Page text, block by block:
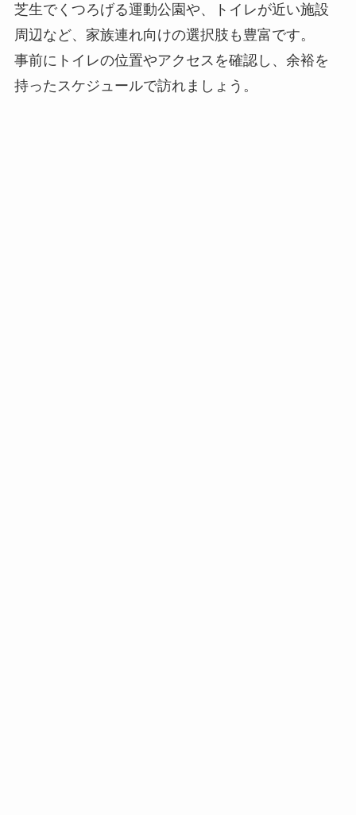
芝生でくつろげる運動公園や、トイレが近い施設
周辺など、家族連れ向けの選択肢も豊富です。
事前にトイレの位置やアクセスを確認し、余裕を
持ったスケジュールで訪れましょう。